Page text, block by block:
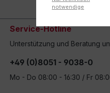
Service-Hotline
Unterstützung und Beratung
+49 (0)8051 - 9038-0
Mo - Do 08:00 - 16:30 / Fr
notwendige